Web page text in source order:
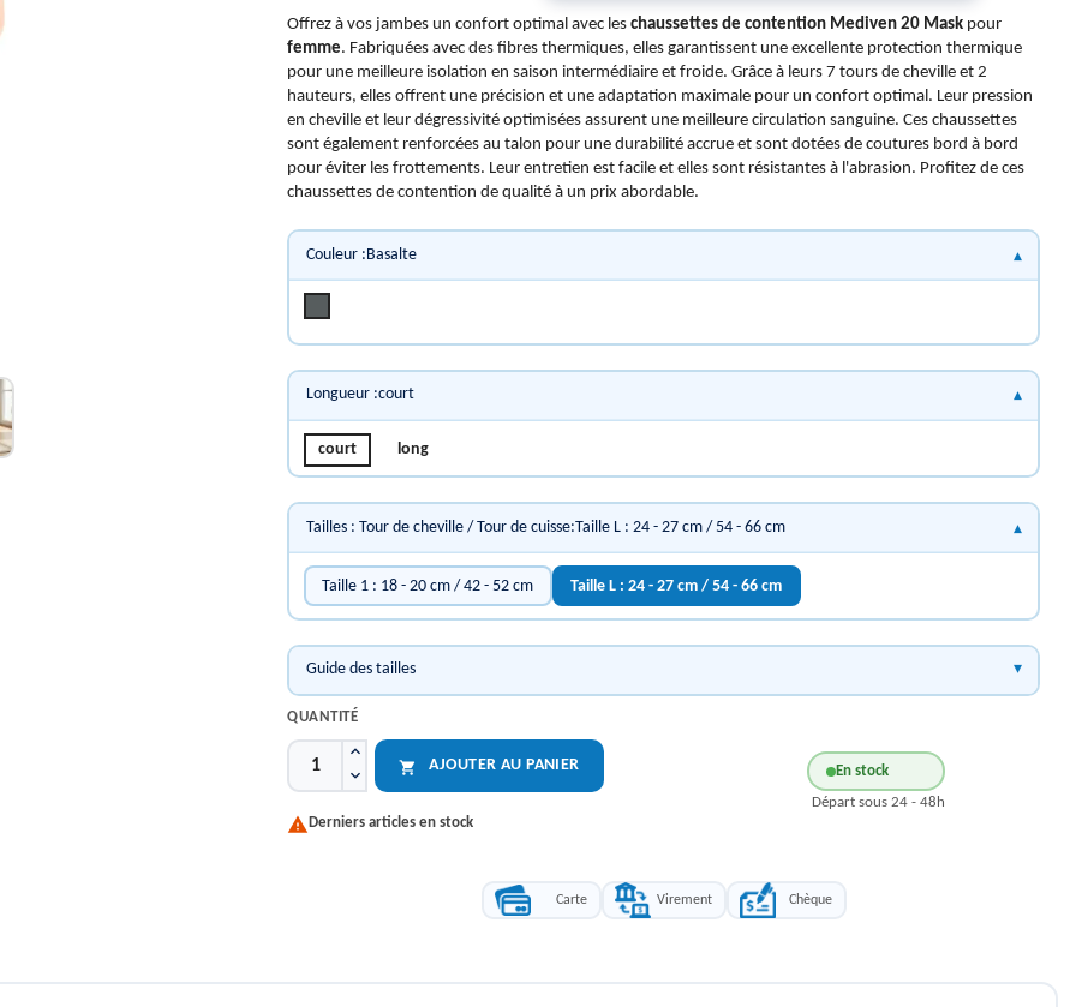
Offrez à vos jambes un confort optimal avec les chaussettes de contention Mediven 20 Mask pour
femme. Fabriquées avec des fibres thermiques, elles garantissent une excellente protection thermique
pour une meilleure isolation en saison intermédiaire et froide. Grâce à leurs 7 tours de cheville et 2
hauteurs, elles offrent une précision et une adaptation maximale pour un confort optimal. Leur pression
en cheville et leur dégressivité optimisées assurent une meilleure circulation sanguine. Ces chaussettes
sont également renforcées au talon pour une durabilité accrue et sont dotées de coutures bord à bord
pour éviter les frottements. Leur entretien est facile et elles sont résistantes à l'abrasion. Profitez de ces
chaussettes de contention de qualité à un prix abordable.
Couleur :Basalte
Longueur :court
court long
Tailles : Tour de cheville / Tour de cuisse:Taille L : 24 - 27 cm / 54 - 66 cm
Taille 1 : 18 - 20 cm / 42 - 52 cm Taille L : 24 - 27 cm / 54 - 66 cm
Guide des tailles
QUANTITÉ
 AJOUTER AU PANIER
 Derniers articles en stock
En stock
Départ sous 24 - 48h
Carte Virement Chèque